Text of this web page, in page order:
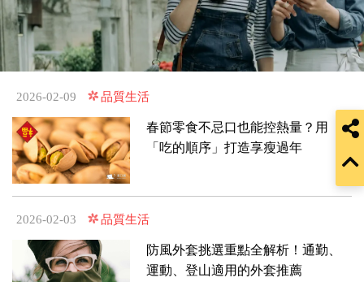
2026-02-09 品質生活
春節零食不忌口也能控熱量？用
「吃的順序」打造享瘦過年
2026-02-03 品質生活
防風外套挑選重點全解析！通勤、
運動、登山適用的外套推薦